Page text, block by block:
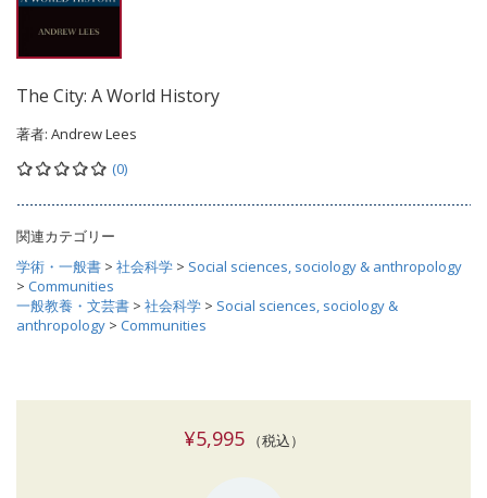
The City: A World History
著者: Andrew Lees
(0)
関連カテゴリー
学術・一般書 > 社会科学 > Social sciences, sociology & anthropology
> Communities
一般教養・文芸書 > 社会科学 > Social sciences, sociology &
anthropology > Communities
¥5,995（税込）